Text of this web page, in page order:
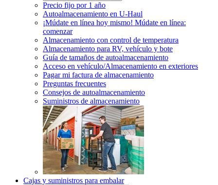
Precio fijo por 1 año
Autoalmacenamiento en U-Haul
¡Múdate en línea hoy mismo! Múdate en línea:
comenzar
Almacenamiento con control de temperatura
Almacenamiento para RV, vehículo y bote
Guía de tamaños de autoalmacenamiento
Acceso en vehículo/Almacenamiento en exteriores
Pagar mi factura de almacenamiento
Preguntas frecuentes
Consejos de autoalmacenamiento
Suministros de almacenamiento
Cajas y suministros para embalar